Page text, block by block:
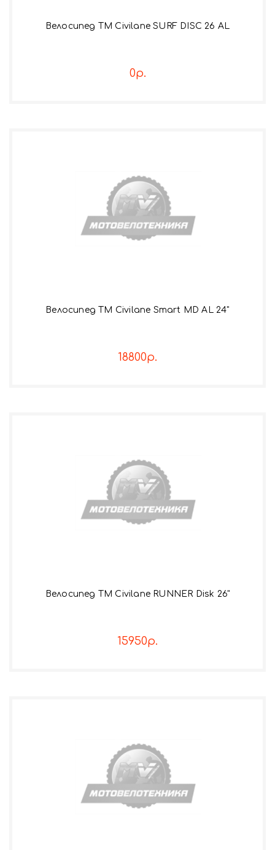
Велосипед TM Civilane SURF DISC 26 AL
0р.
Велосипед TM Civilane Smart MD AL 24"
18800р.
Велосипед TM Civilane RUNNER Disk 26"
15950р.